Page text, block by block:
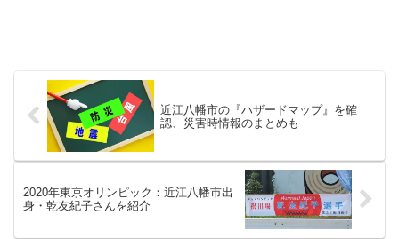
近江八幡市の『ハザードマップ』を確
認、災害時情報のまとめも
2020年東京オリンピック：近江八幡市出
身・乾友紀子さんを紹介